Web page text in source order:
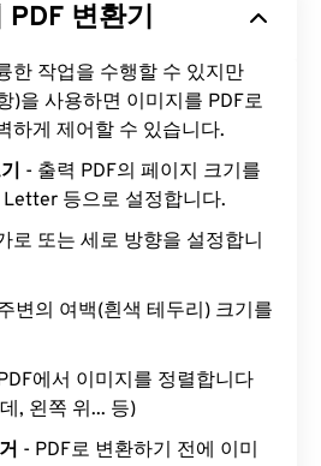
변환기
한 작업을 수행할 수 있지만
)을 사용하면 이미지를 PDF로
하게 제어할 수 있습니다.
- 출력 PDF의 페이지 크기를
등으로 설정합니다.
로 또는 세로 방향을 설정합니
변의 여백(흰색 테두리) 크기를
에서 이미지를 정렬합니다
, 왼쪽 위... 등)
- PDF로 변환하기 전에 이미